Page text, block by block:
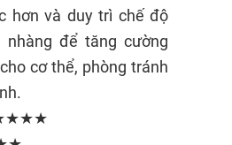
hơn và duy trì chế độ
nhàng để tăng cường
cơ thể, phòng tránh